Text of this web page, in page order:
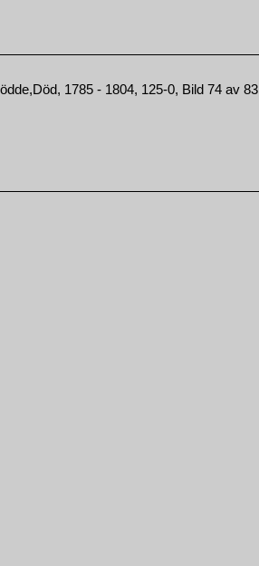
1785 - 1804, 125-0, Bild 74 av 83